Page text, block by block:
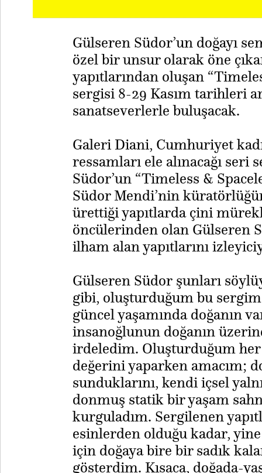
Gülseren Südor’un doğayı
özel bir unsur olarak öne
yapıtlarından oluşan
sergisi 8-29 Kasım tarihleri
sanatseverlerle buluşacak.
Galeri Diani, Cumhuriyet
ressamları ele alınacağı
Südor’un “Timeless &
Südor Mendi’nin
ürettiği yapıtlarda çini
öncülerinden olan Gülseren
ilham alan yapıtlarını
​Gülseren Südor şunları
gibi, oluşturduğum bu
güncel yaşamında doğanın
insanoğlunun doğanın
irdeledim. Oluşturduğum
değerini yaparken amacım;
sunduklarını, kendi içsel
donmuş statik bir yaşam
kurguladım. Sergilenen
esinlerden olduğu kadar,
için doğaya bire bir sadık
gösterdim. Kısaca, doğada-